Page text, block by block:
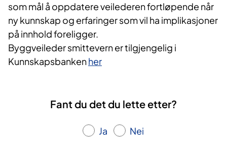
som mål å oppdatere veilederen fortløpende når
ny kunnskap og erfaringer som vil ha implikasjoner
på innhold foreligger.
Byggveileder smittevern er tilgjengelig i
Kunnskapsbankenher
Fant du det du lette etter?
Ja Nei